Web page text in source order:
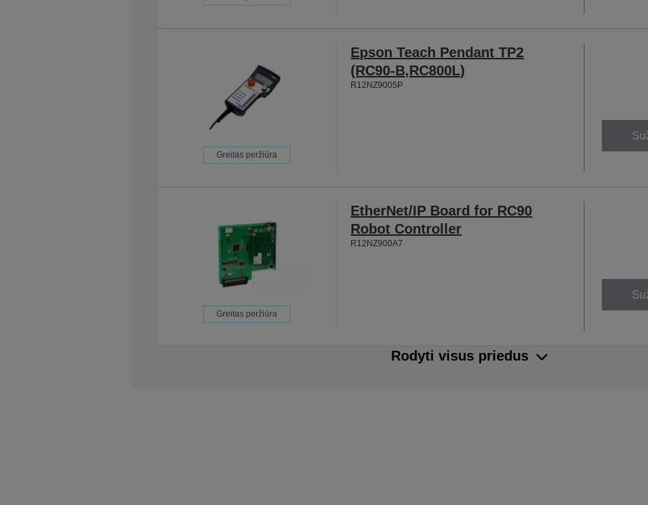
Greitas peržiūra
Epson Teach Pendant TP2
(RC90-B,RC800L)
R12NZ9005P
Greitas peržiūra
EtherNet/IP Board for RC90
Robot Controller
R12NZ900A7
Rodyti visus priedus